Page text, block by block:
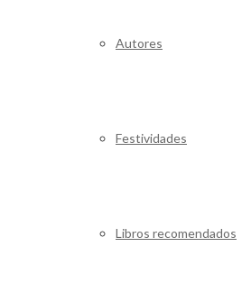
Autores
Festividades
Libros recomendados